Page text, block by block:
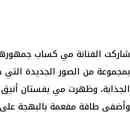
شاركت الفنانة مي كساب
بمجموعة من الصور الجديدة التي
الجذابة، وظهرت مي بفستان أنيق
وأضفى طاقة مفعمة بالبهجة